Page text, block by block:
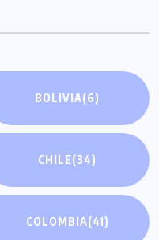
BOLIVIA(6)
CHILE(34)
COLOMBIA(41)